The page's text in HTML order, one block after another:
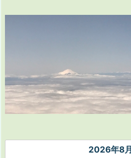
2026年8月